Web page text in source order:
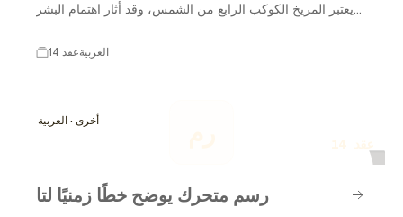
يعتبر المريخ الكوكب الرابع من الشمس، وقد أثار اهتمام البشر
عبر العصور، تم رصد المريخ من قبل الفلكيين، وتطور فهمنا له
التاريخ الغني يعكس تطور المعرفة البشرية ورغبتنا في
14 عقدالعربية
ر أخرى · العربية
رسم متحرك يوضح خطًا زمنيًا لتا